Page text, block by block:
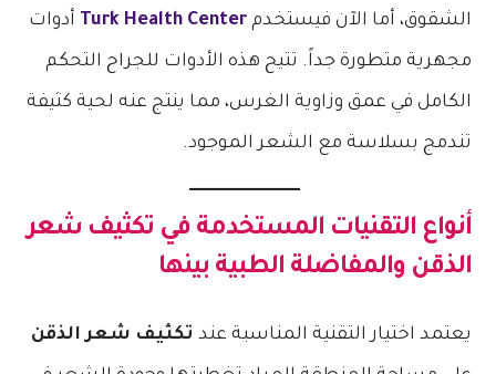
الشقوق، أما الآن فيستخدمTurk Health Center أدوات
مجهرية متطورة جداً. تتيح هذه الأدوات للجراح التحكم
الكامل في عمق وزاوية الغرس، مما ينتج عنه لحية كثيفة
تندمج بسلاسة مع الشعر الموجود.
أنواع التقنيات المستخدمة في تكثيف شعر
الذقن والمفاضلة الطبية بينها
يعتمد اختيار التقنية المناسبة عند تكثيف شعر الذقن